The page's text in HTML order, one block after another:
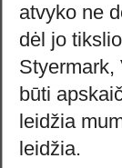
atvyko ne
dėl jo
Styermark,
būti
leidžia
leidžia.